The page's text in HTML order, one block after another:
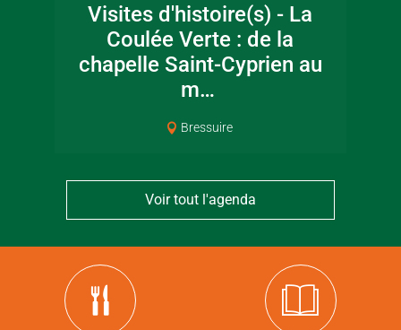
Visites d'histoire(s) - La
Coulée Verte : de la
chapelle Saint-Cyprien au
m…
Bressuire
Voir tout l'agenda